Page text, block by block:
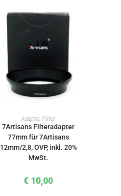
IN DEN WARENKORB
Adapter,Filter
7Artisans Filteradapter
77mm für 7Artisans
12mm/2,8, OVP, inkl. 20%
MwSt.
€ 10,00